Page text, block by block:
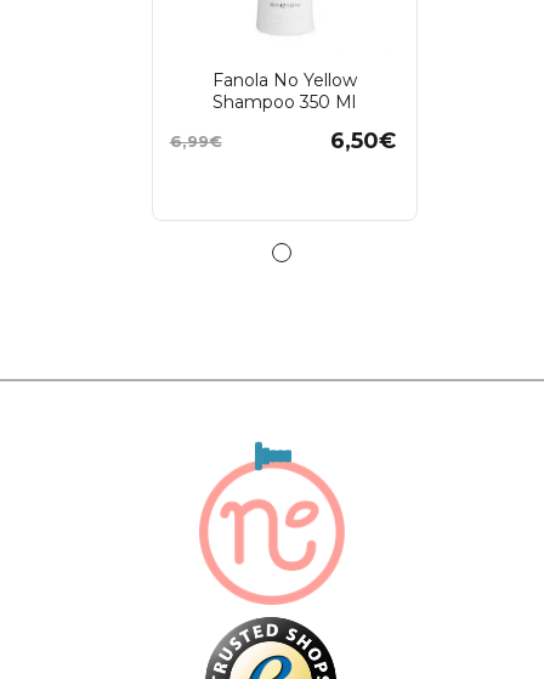
Fanola No Yellow
Shampoo 350 Ml
Precio
6,99€
Precio 6,50€
Añadir al carrito